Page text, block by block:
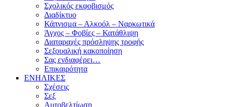
Σχολικός εκφοβισμός
Διαδίκτυο
Κάπνισμα – Αλκοόλ – Ναρκωτικά
Άγχος – Φοβίες – Κατάθλιψη
Διαταραχές πρόσληψης τροφής
Σεξουαλική κακοποίηση
Σας ενδιαφέρει…
Επικαιρότητα
ΕΝΗΛΙΚΕΣ
Σχέσεις
Σεξ
Αυτοβελτίωση